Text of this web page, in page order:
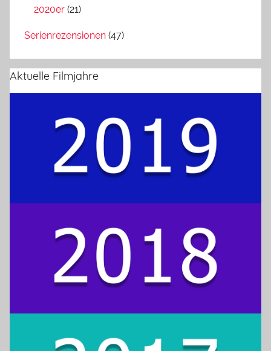
2020er (21)
Serienrezensionen (47)
Aktuelle Filmjahre